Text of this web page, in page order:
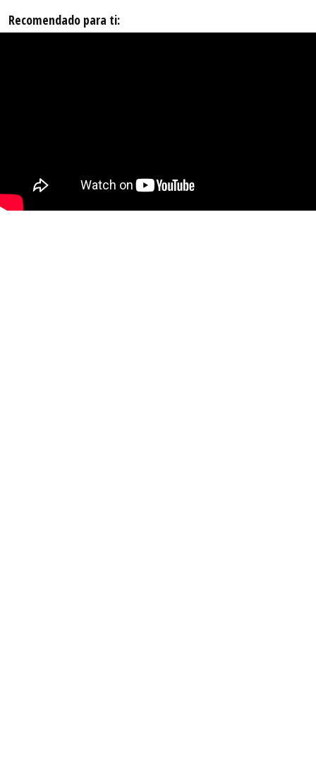
Recomendado para ti: